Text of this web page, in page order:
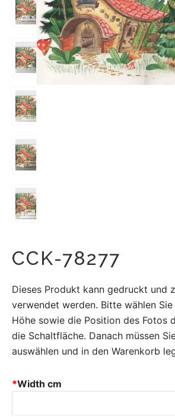
CCK-78277
Dieses Produkt kann gedruckt und
verwendet werden. Bitte wählen
Höhe sowie die Position des Fotos
die Schaltfläche. Danach müssen
auswählen und in den Warenkorb
*Width cm